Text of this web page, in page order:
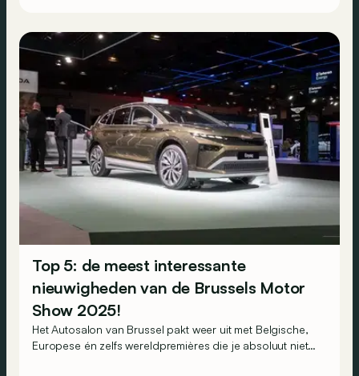
Top 5: de meest interessante
nieuwigheden van de Brussels Motor
Show 2025!
Het Autosalon van Brussel pakt weer uit met Belgische,
Europese én zelfs wereldpremières die je absoluut niet